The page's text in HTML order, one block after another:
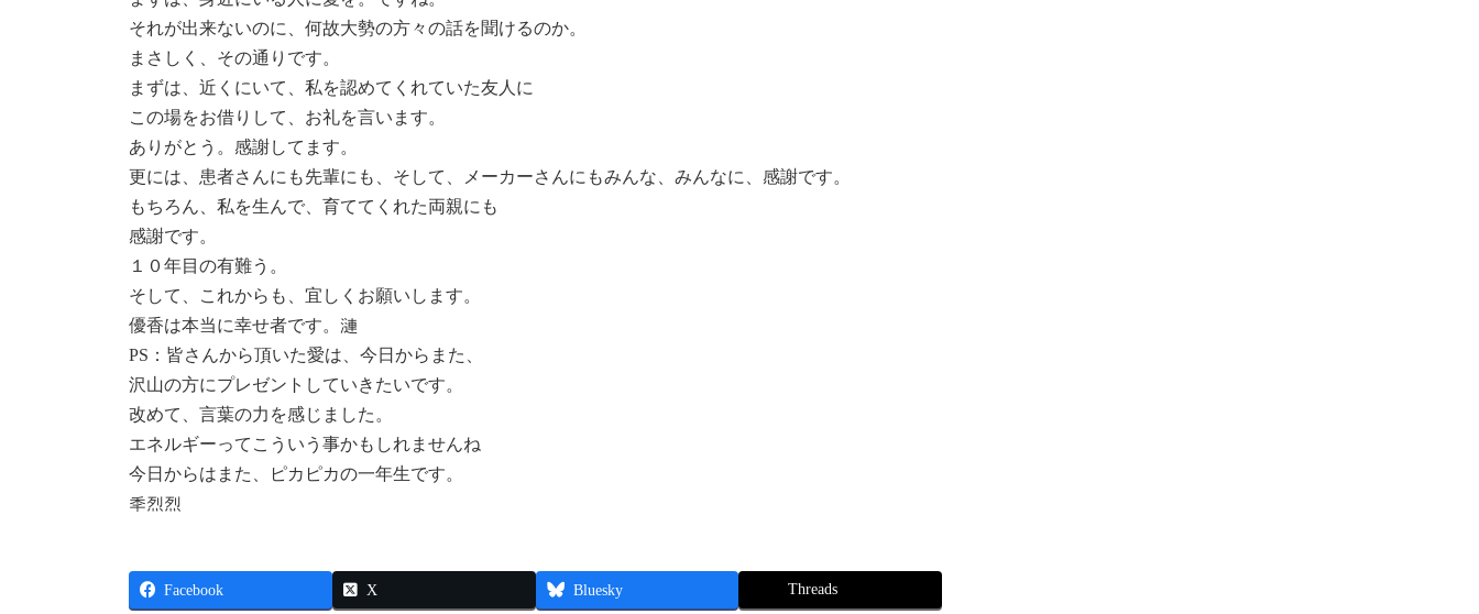
それが出来ないのに、何故大勢の方々の話を聞けるのか。
まさしく、その通りです。
まずは、近くにいて、私を認めてくれていた友人に
この場をお借りして、お礼を言います。
ありがとう。感謝してます。
更には、患者さんにも先輩にも、そして、メーカーさんにもみんな、みんなに、感謝です。
もちろん、私を生んで、育ててくれた両親にも
感謝です。
１０年目の有難う。
そして、これからも、宜しくお願いします。
優香は本当に幸せ者です。漣
PS：皆さんから頂いた愛は、今日からまた、
沢山の方にプレゼントしていきたいです。
改めて、言葉の力を感じました。
エネルギーってこういう事かもしれませんね
今日からはまた、ピカピカの一年生です。
秊烈烈
Facebook X Bluesky Threads